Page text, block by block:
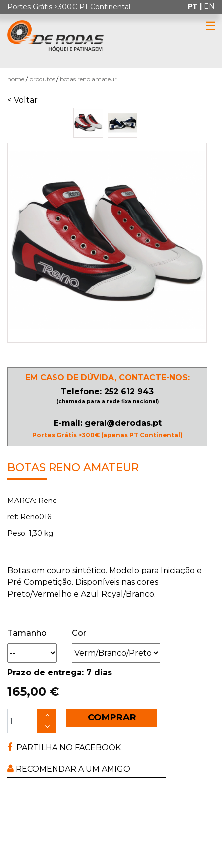
Portes Grátis >300€ PT Continental
PATINAGEM
PATINAGEM
NO
GELO
LINHA
ROLLER
☰
PT | EN
home produtos botas reno amateur
< Voltar
EM CASO DE DÚVIDA, CONTACTE-NOS:
Telefone: 252 612 943
(chamada para a rede fixa nacional)
E-mail: geral@derodas.pt
Portes Grátis >300€ (apenas PT Continental)
BOTAS RENO AMATEUR
MARCA: Reno
ref: Reno016
Peso: 1,30 kg
Botas em couro sintético. Modelo para Iniciação e
Pré Competição. Disponíveis nas cores
Preto/Vermelho e Azul Royal/Branco.
Tamanho Cor
Prazo de entrega: 7 dias
165,00 €
COMPRAR
PARTILHA NO FACEBOOK
RECOMENDAR A UM AMIGO